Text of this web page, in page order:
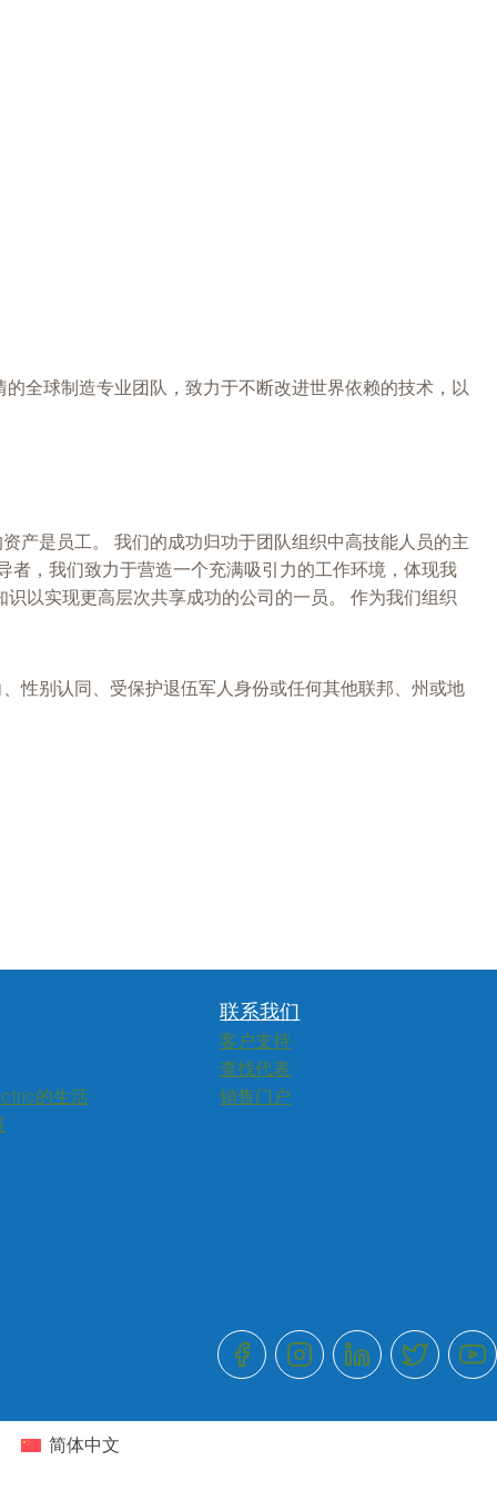
全球制造专业团队，致力于不断改进世界依赖的技术，以
产是员工。 我们的成功归功于团队组织中高技能人员的主
，我们致力于营造一个充满吸引力的工作环境，体现我
以实现更高层次共享成功的公司的一员。 作为我们组织
性别认同、受保护退伍军人身份或任何其他联邦、州或地
的生活
联系我们
客户支持
查找代表
销售门户
简体中文